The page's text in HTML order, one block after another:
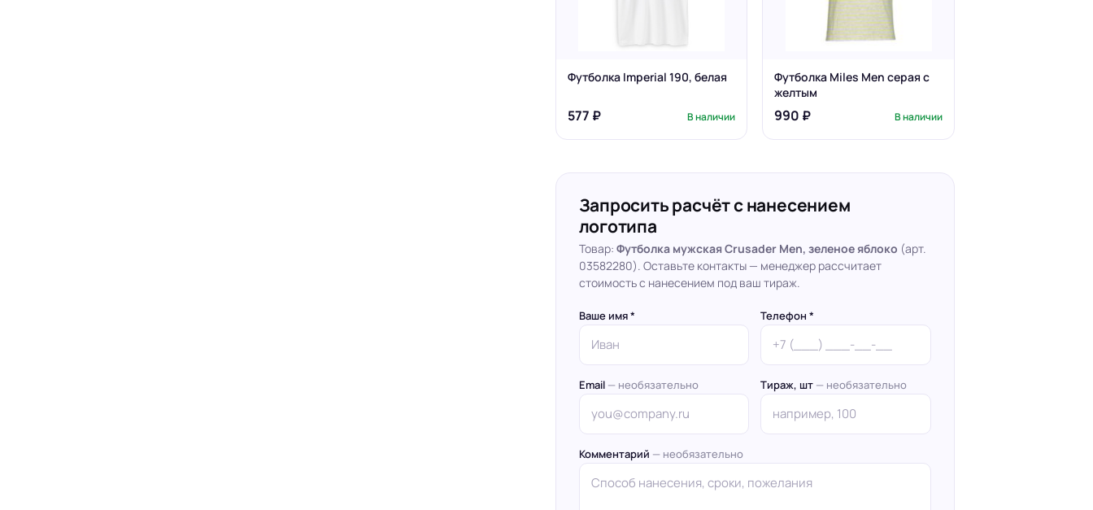
Футболка Imperial 190, белая
577 ₽ В наличии
Футболка Miles Men серая с
желтым
990 ₽ В наличии
Запросить расчёт с нанесением
логотипа
Товар: Футболка мужская Crusader Men, зеленое яблоко (арт.
03582280). Оставьте контакты — менеджер рассчитает
стоимость с нанесением под ваш тираж.
Ваше имя * Телефон *
Email — необязательно Тираж, шт — необязательно
Комментарий — необязательно